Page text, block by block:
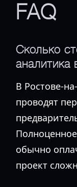
FAQ
Сколько
аналитика
В Ростове-
проводят
обычно
проект